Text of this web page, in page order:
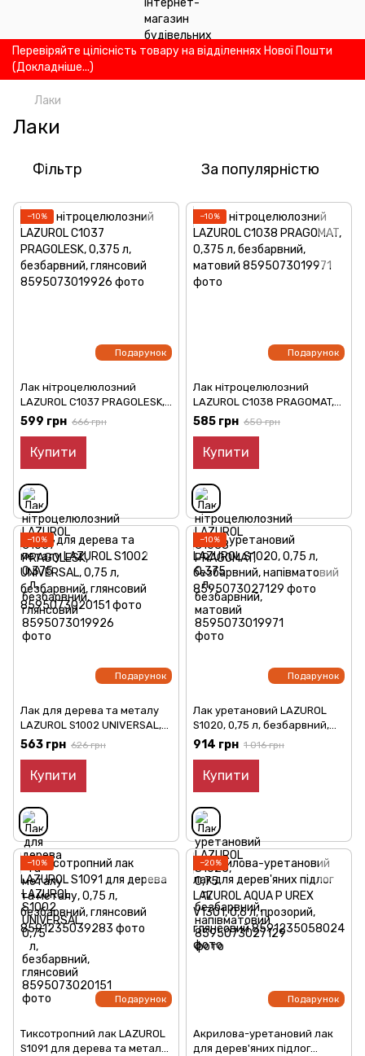
Перевіряйте цілісність товару на відділеннях Нової Пошти
(Докладніше...)
Лаки
Лаки
Фільтр За популярністю
Подарунок
−10%
Лак нітроцелюлозний
LAZUROL C1037 PRAGOLESK,
0,375 л, безбарвний,
глянсовий
599 грн 666 грн
Купити
Подарунок
−10%
Лак нітроцелюлозний
LAZUROL C1038 PRAGOMAT,
0,375 л, безбарвний,
матовий
585 грн 650 грн
Купити
Подарунок
−10%
Лак для дерева та металу
LAZUROL S1002 UNIVERSAL,
0,75 л, безбарвний,
глянсовий
563 грн 626 грн
Купити
Подарунок
−10%
Лак уретановий LAZUROL
S1020, 0,75 л, безбарвний,
напівматовий
914 грн 1 016 грн
Купити
Подарунок
−10%
Тиксотропний лак LAZUROL
S1091 для дерева та металу,
Подарунок
−20%
Акрилова-уретановий лак
для дерев'яних підлог